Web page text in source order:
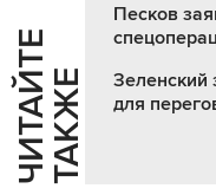
Ч
И
Т
АЙ
Т
Е
Т
А
К
ЖЕ
Песков
Зеленский
для